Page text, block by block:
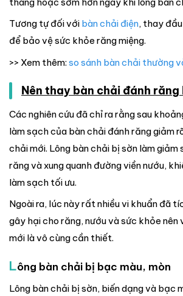
Tương tự đối với bàn chải điện, thay
để bảo vệ sức khỏe răng miệng.
>> Xem thêm: so sánh bàn chải thường
Nên thay bàn chải đánh răng
Các nghiên cứu đã chỉ ra rằng sau
làm sạch của bàn chải đánh răng giảm
chải mới. Lông bàn chải bị sờn làm giảm
răng và xung quanh đường viền nướu,
làm sạch tối ưu.
Ngoài ra, lúc này rất nhiều vi khuẩn đã
gây hại cho răng, nướu và sức khỏe
mới là vô cùng cần thiết.
Lông bàn chải bị bạc màu, mòn
Lông bàn chải bị sờn, biến dạng và bạc